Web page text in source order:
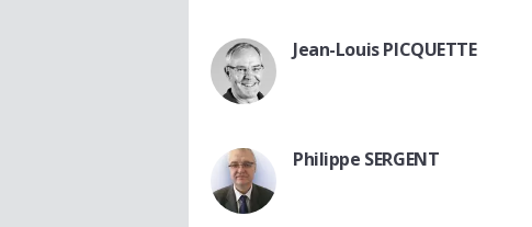
Jean-Louis PICQUETTE
Philippe SERGENT